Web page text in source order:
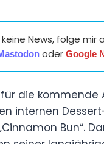
News, folge mir
oder Google
für die kommende
internen
Bun“.